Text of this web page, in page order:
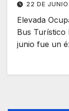
22 DE
Elevada
Bus Turístico
junio fue un